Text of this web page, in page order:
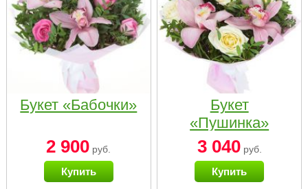
Букет «Бабочки»
2 900 руб.
Купить
Букет
«Пушинка»
3 040руб.
Купить